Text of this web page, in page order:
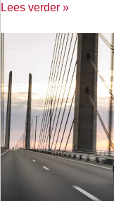
Lees verder »